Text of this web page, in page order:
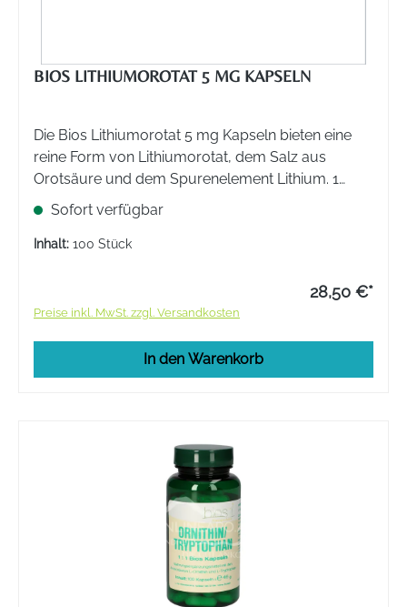
BIOS LITHIUMOROTAT 5 MG KAPSELN
Die Bios Lithiumorotat 5 mg Kapseln bieten eine
reine Form von Lithiumorotat, dem Salz aus
Orotsäure und dem Spurenelement Lithium. 1
Kapsel enthält 5 mg Lithiumorotat Monohydrat
entsprechend 192,5 µg Lithium.
Sofort verfügbar
Inhalt: 100 Stück
28,50 €*
Preise inkl. MwSt. zzgl. Versandkosten
In den Warenkorb